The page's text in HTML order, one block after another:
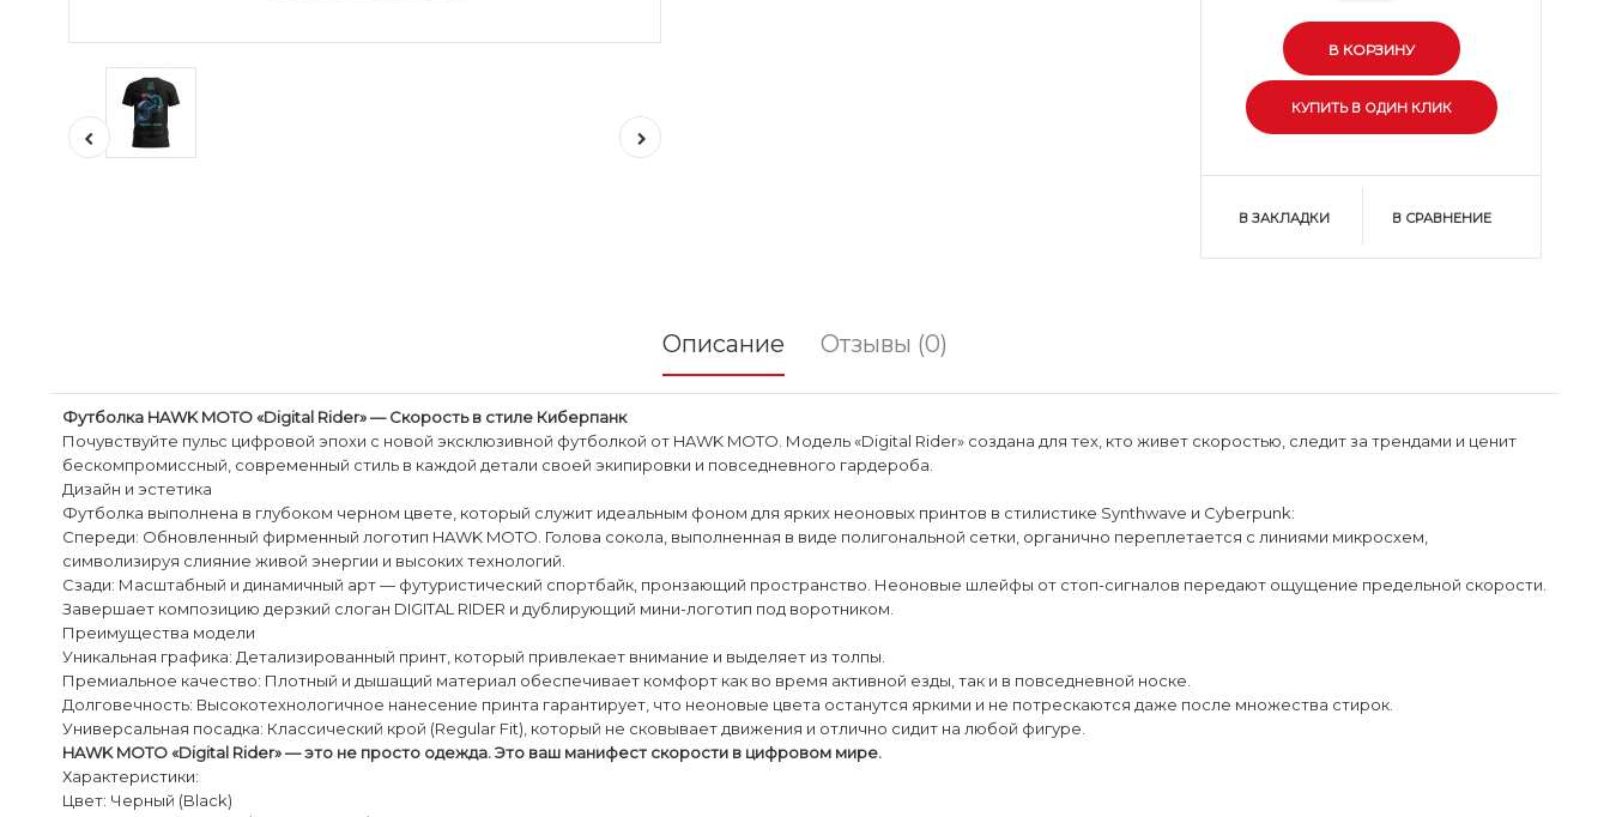
В ЗАКЛАДКИ В СРАВНЕНИЕ
Описание Отзывы (0)
Футболка HAWK MOTO «Digital Rider» — Скорость в стиле Киберпанк
​Почувствуйте пульс цифровой эпохи с новой эксклюзивной футболкой от HAWK MOTO. Модель «Digital Rider» создана для тех, кто живет скоростью, следит за трендами и ценит
бескомпромиссный, современный стиль в каждой детали своей экипировки и повседневного гардероба.
​Дизайн и эстетика
​Футболка выполнена в глубоком черном цвете, который служит идеальным фоном для ярких неоновых принтов в стилистике Synthwave и Cyberpunk:
​Спереди: Обновленный фирменный логотип HAWK MOTO. Голова сокола, выполненная в виде полигональной сетки, органично переплетается с линиями микросхем,
символизируя слияние живой энергии и высоких технологий.
​Сзади: Масштабный и динамичный арт — футуристический спортбайк, пронзающий пространство. Неоновые шлейфы от стоп-сигналов передают ощущение предельной скорости.
Завершает композицию дерзкий слоган DIGITAL RIDER и дублирующий мини-логотип под воротником.
​Преимущества модели
​Уникальная графика: Детализированный принт, который привлекает внимание и выделяет из толпы.
​Премиальное качество: Плотный и дышащий материал обеспечивает комфорт как во время активной езды, так и в повседневной носке.
​Долговечность: Высокотехнологичное нанесение принта гарантирует, что неоновые цвета останутся яркими и не потрескаются даже после множества стирок.
​Универсальная посадка: Классический крой (Regular Fit), который не сковывает движения и отлично сидит на любой фигуре.
​HAWK MOTO «Digital Rider» — это не просто одежда. Это ваш манифест скорости в цифровом мире.
​Характеристики:
​Цвет: Черный (Black)